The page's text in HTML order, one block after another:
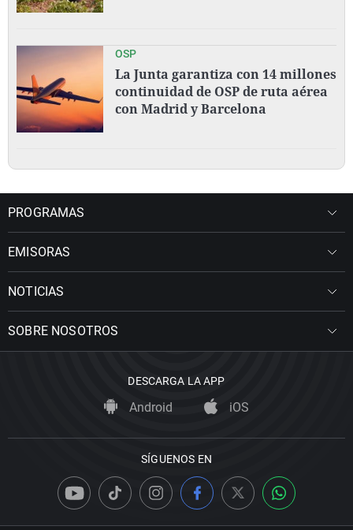
OSP
La Junta garantiza con 14 millones
continuidad de OSP de ruta aérea
con Madrid y Barcelona
PROGRAMAS
EMISORAS
NOTICIAS
SOBRE NOSOTROS
DESCARGA LA APP
Android iOS
SÍGUENOS EN